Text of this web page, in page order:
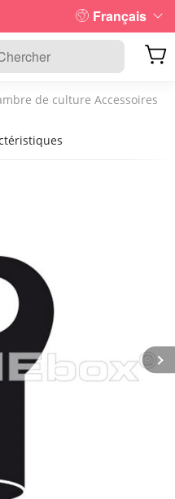
Français
de culture Accessoires